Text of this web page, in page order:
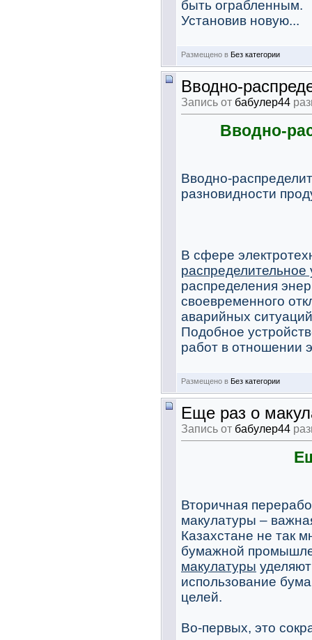
быть ограбленным.
Установив новую...
Размещено в Без категории
Вводно-
Запись от бабулер44
Вводно-
Вводно-
разновидности
В сфере
распределительное
распределения
своевременного
аварийных
Подобное
работ в отношении
Размещено в Без категории
Еще раз о
Запись от бабулер44
Вторичная
макулатуры –
Казахстане не так
бумажной
макулатуры
использование
целей.
Во-первых, это